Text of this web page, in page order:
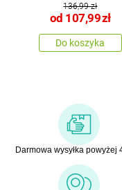
136,99 zł
od 107,99zł
Do koszyka
Darmowa wysyłka powyżej